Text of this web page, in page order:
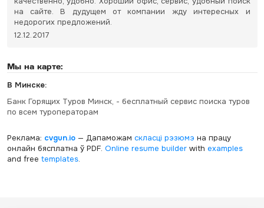
на сайте. В дудущем от компании жду интересных и
недорогих предложений.
12.12.2017
Мы на карте:
В Минске:
Банк Горящих Туров Минск, - бесплатный сервис поиска туров
по всем туроператорам
Реклама: cvgun.io— Дапаможам скласці рэзюмэ на працу
онлайн бясплатна ў PDF. Online resume builderwith examples
and free templates.